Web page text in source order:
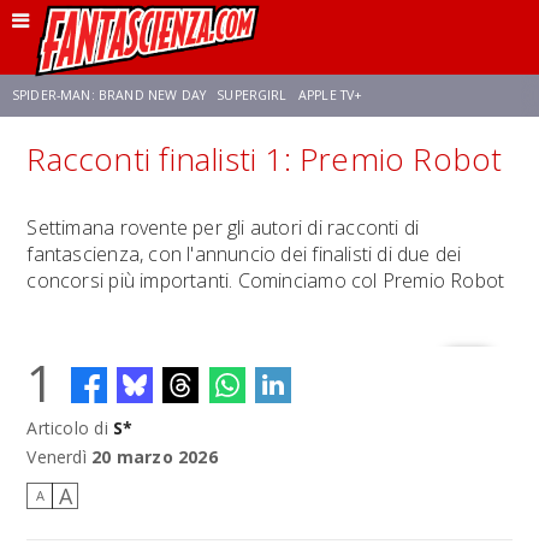
SPIDER-MAN: BRAND NEW DAY SUPERGIRL APPLE TV+
FRANCO RICCIARDIELLO ZENDAYA STAR TREK AVENGERS: DOOMSDAY
NETFLIX SADIE SINK STAR TREK: STRANGE NEW WORLDS
Racconti finalisti 1: Premio Robot
Settimana rovente per gli autori di racconti di
fantascienza, con l'annuncio dei finalisti di due dei
concorsi più importanti. Cominciamo col Premio Robot
1
Articolo di S*
Venerdì 20 marzo 2026
A A